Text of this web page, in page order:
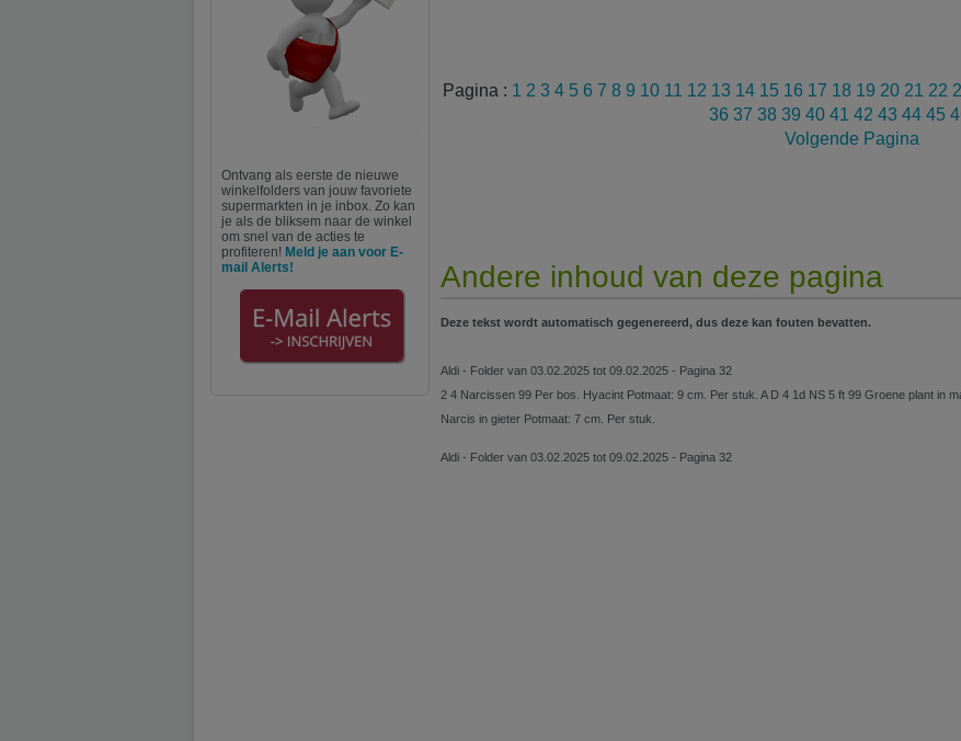
Pagina : 1 2 3 4 5 6 7 8 9 10 11 12 13 14 15 16 17 18 19 20 21 22
36 37 38 39 40 41 42 43 44 45
Volgende Pagina
Andere inhoud van deze pagina
Deze tekst wordt automatisch gegenereerd, dus deze kan fouten bevatten.
Aldi - Folder van 03.02.2025 tot 09.02.2025 - Pagina 32
2 4 Narcissen 99 Per bos. Hyacint Potmaat: 9 cm. Per stuk. A D 4 1d NS 5 ft 99 Groene plant in
Narcis in gieter Potmaat: 7 cm. Per stuk.
Aldi - Folder van 03.02.2025 tot 09.02.2025 - Pagina 32
Ontvang als eerste de nieuwe
winkelfolders van jouw favoriete
supermarkten in je inbox. Zo kan
je als de bliksem naar de winkel
om snel van de acties te
profiteren! Meld je aan voor E-
mail Alerts!